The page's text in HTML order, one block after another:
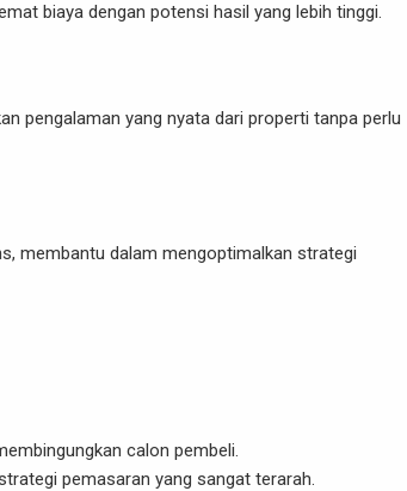
biaya dengan potensi hasil yang lebih tinggi.
pengalaman yang nyata dari properti tanpa perlu
membantu dalam mengoptimalkan strategi
calon pembeli.
pemasaran yang sangat terarah.